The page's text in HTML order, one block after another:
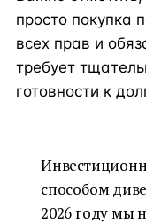
просто покупка
всех прав и
требует
готовности к
способом
2026 году мы